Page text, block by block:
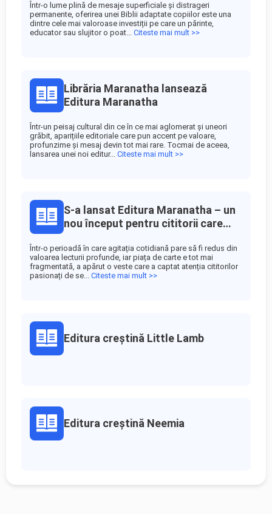
Într-o lume plină de mesaje superficiale și distrageri
permanente, oferirea unei Biblii adaptate copiilor este una
dintre cele mai valoroase investiții pe care un părinte,
educator sau slujitor o poat... Citeste mai mult >>
Librăria Maranatha lansează
Editura Maranatha
Într-un peisaj cultural din ce în ce mai aglomerat și uneori
grăbit, aparițiile editoriale care pun accent pe valoare,
profunzime și mesaj devin tot mai rare. Tocmai de aceea,
lansarea unei noi editur... Citeste mai mult >>
S-a lansat Editura Maranatha – un
nou început pentru cititorii care
Într-o perioadă în care agitația cotidiană pare să fi redus din
valoarea lecturii profunde, iar piața de carte e tot mai
fragmentată, a apărut o veste care a captat atenția cititorilor
pasionați de se... Citeste mai mult >>
Editura creștină Little Lamb
Editura creștină Neemia